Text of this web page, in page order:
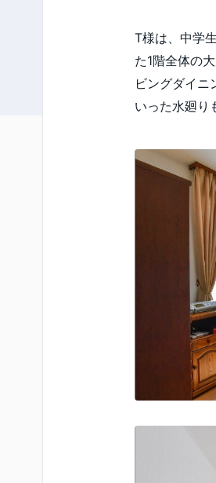
T様は、中学
た1階全体の
ビングダイニ
いった水廻り